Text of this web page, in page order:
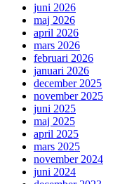
juni 2026
maj 2026
april 2026
mars 2026
februari 2026
januari 2026
december 2025
november 2025
juni 2025
maj 2025
april 2025
mars 2025
november 2024
juni 2024